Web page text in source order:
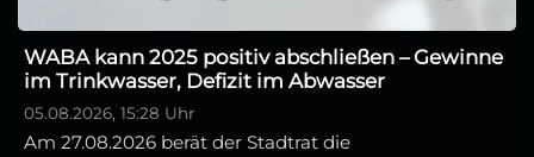
WABA kann 2025 positiv abschließen – Gewinne
im Trinkwasser, Defizit im Abwasser
05.08.2026, 15:28 Uhr
Am 27.08.2026 berät der Stadtrat die